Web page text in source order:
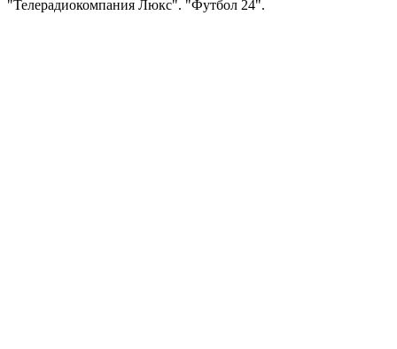
"Телерадиокомпания Люкс". "Футбол 24".